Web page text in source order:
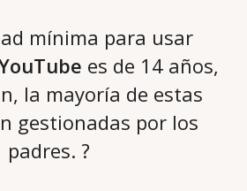
mínima para usar
es de 14 años,
la mayoría de estas
gestionadas por los
padres. ?